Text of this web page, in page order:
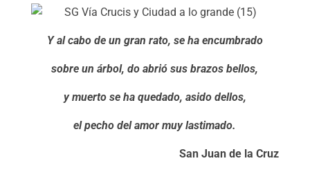
Y al cabo de un gran rato, se ha encumbrado
sobre un árbol, do abrió sus brazos bellos,
y muerto se ha quedado, asido dellos,
el pecho del amor muy lastimado.
San Juan de la Cruz